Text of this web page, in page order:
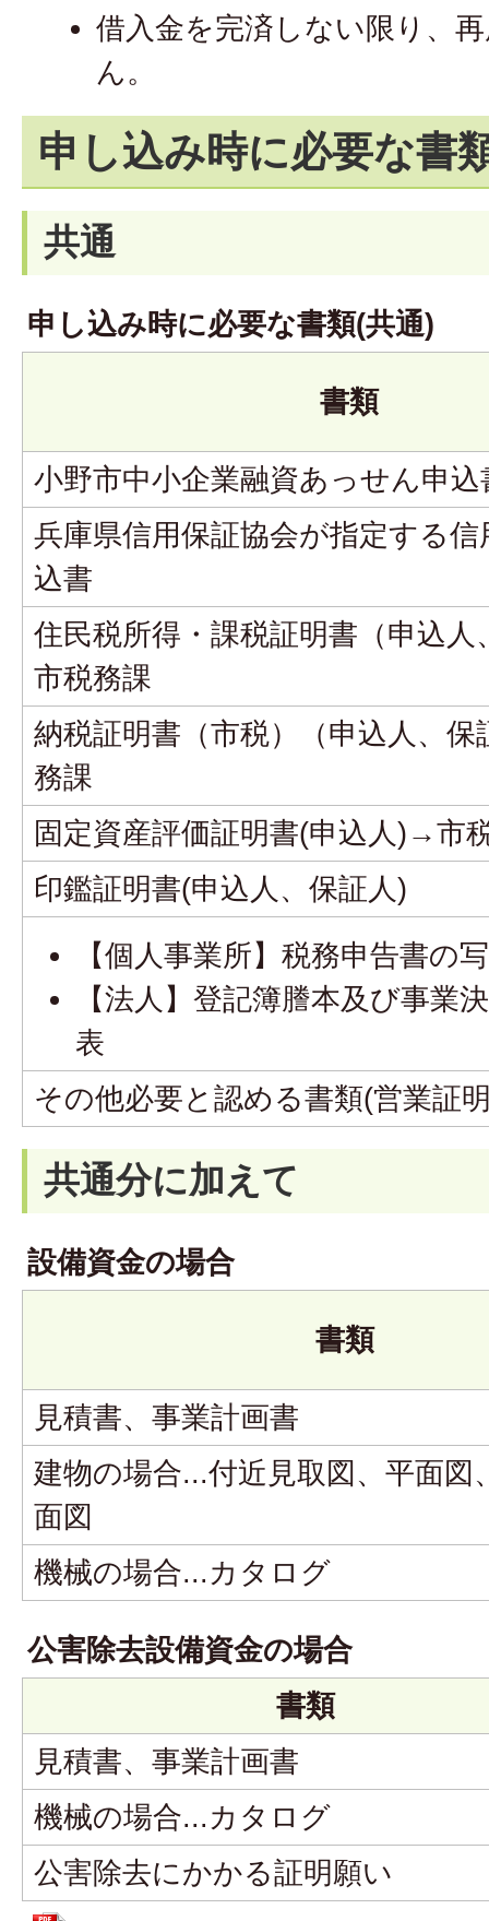
借入金を完済しない限り、
ん。
申し込み時に必要な書
共通
申し込み時に必要な書類(共通)
書類
小野市中小企業融資あっせん申込
兵庫県信用保証協会が指定する信
込書
住民税所得・課税証明書（申込
市税務課
納税証明書（市税）（申込人、
務課
固定資産評価証明書(申込人)→市
印鑑証明書(申込人、保証人)
【個人事業所】税務申告書の
【法人】登記簿謄本及び事業
表
その他必要と認める書類(営業証
共通分に加えて
設備資金の場合
書類
見積書、事業計画書
建物の場合...付近見取図、平面図
面図
機械の場合...カタログ
公害除去設備資金の場合
書類
見積書、事業計画書
機械の場合...カタログ
公害除去にかかる証明願い